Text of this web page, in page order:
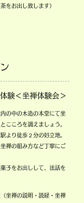
をお出し致します）
ン
験＜坐禅体験会＞
の中の木造の本堂にて坐
こころを調えましょう。
より徒歩２分の好立地。
禅の組み方など丁寧にご
子をお出しして、法話を
坐禅の説明・読経・坐禅